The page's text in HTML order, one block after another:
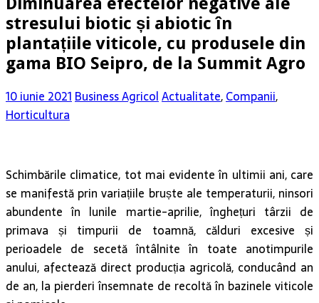
stresului biotic și abiotic în
plantațiile viticole, cu produsele din
gama BIO Seipro, de la Summit Agro
Horticultura
se manifestă prin variațiile bruște ale temperaturii, ninsori
abundente în lunile martie-aprilie, înghețuri târzii de
primava și timpurii de toamnă, călduri excesive și
perioadele de secetă întâlnite în toate anotimpurile
anului, afectează direct producția agricolă, conducând an
de an, la pierderi însemnate de recoltă în bazinele viticole
și pomicole.